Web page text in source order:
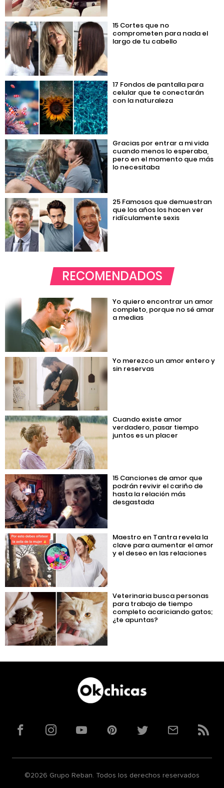
15 Cortes que no
comprometen para nada el
largo de tu cabello
17 Fondos de pantalla para
celular que te conectarán
con la naturaleza
Gracias por entrar a mi vida
cuando menos lo esperaba,
pero en el momento que más
lo necesitaba
25 Famosos que demuestran
que los años los hacen ver
ridículamente sexis
RECOMENDADOS
Yo quiero encontrar un amor
completo, porque no sé amar
a medias
Yo merezco un amor entero y
sin reservas
Cuando existe amor
verdadero, pasar tiempo
juntos es un placer
15 Canciones de amor que
podrán revivir el cariño de
hasta la relación más
desgastada
Maestro en Tantra revela la
clave para aumentar el amor
y el deseo en las relaciones
Veterinaria busca personas
para trabajo de tiempo
completo acariciando gatos;
¿te apuntas?
FacebookInstagramYouTubePinterestTwitterCorreoRSS
©2026 Grupo Reban. Todos los derechos reservados